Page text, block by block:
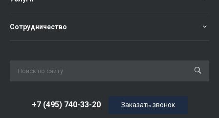
Сотрудничество
+7 (495) 740-33-20 Заказать звонок